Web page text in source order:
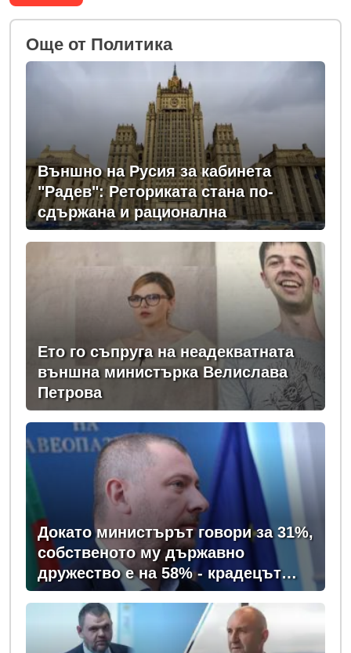
Oще от Политика
Външно на Русия за кабинета
"Радев": Реториката стана по-
сдържана и рационална
Ето го съпруга на неадекватната
външна министърка Велислава
Петрова
Докато министърът говори за 31%,
собственото му държавно
дружество е на 58% - крадецът
вика дръжте крадеца